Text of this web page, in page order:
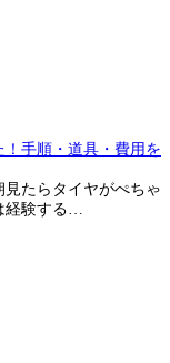
手順・道具・費用を
たらタイヤがぺちゃ
経験する…